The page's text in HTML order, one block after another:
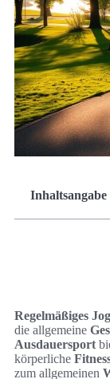
Inhaltsangabe
Regelmäßiges
die allgemeine
Ausdauersport
körperliche
zum allgemeinen